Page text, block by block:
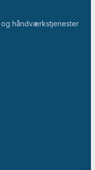
og håndværkstjenester